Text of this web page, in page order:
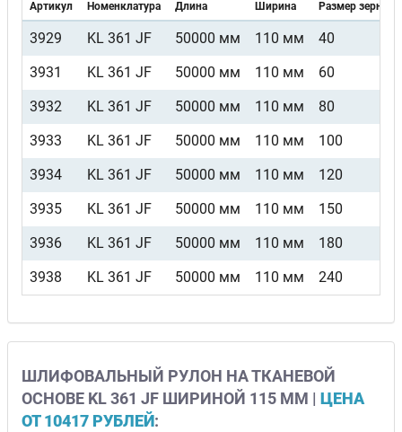
Артикул Номенклатура Длина Ширина Размер зерна
3929 KL 361 JF 50000 мм 110 мм
40
3931
KL 361 JF 50000 мм 110 мм
60
3932
KL 361 JF 50000 мм 110 мм
80
3933
KL 361 JF 50000 мм 110 мм
100
3934
KL 361 JF 50000 мм 110 мм
120
3935
KL 361 JF 50000 мм 110 мм
150
3936
KL 361 JF 50000 мм 110 мм
180
3938
KL 361 JF 50000 мм 110 мм 240
ШЛИФОВАЛЬНЫЙ РУЛОН НА ТКАНЕВОЙ
ОСНОВЕ KL 361 JF ШИРИНОЙ 115 ММ | ЦЕНА
ОТ 10417 РУБЛЕЙ: